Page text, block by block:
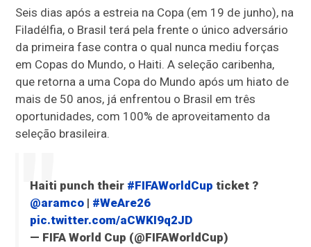
Seis dias após a estreia na Copa (em 19 de junho), na
Filadélfia, o Brasil terá pela frente o único adversário
da primeira fase contra o qual nunca mediu forças
em Copas do Mundo, o Haiti. A seleção caribenha,
que retorna a uma Copa do Mundo após um hiato de
mais de 50 anos, já enfrentou o Brasil em três
oportunidades, com 100% de aproveitamento da
seleção brasileira.
Haiti punch their #FIFAWorldCup ticket ?️
@aramco| #WeAre26
pic.twitter.com/aCWKI9q2JD
— FIFA World Cup (@FIFAWorldCup)